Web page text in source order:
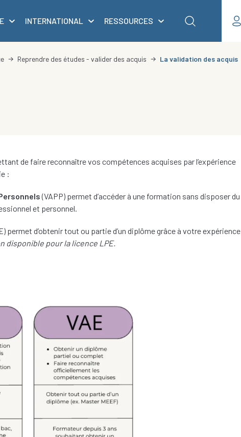
INTERNATIONAL RESSOURCES
Reprendre des études - valider des acquis La validation des acquis
de faire reconnaître vos compétences acquises par l’expérience
:
(VAPP) permet d’accéder à une formation sans disposer du
et personnel.
permet d’obtenir tout ou partie d’un diplôme grâce à votre expérience
disponible pour la licence LPE.